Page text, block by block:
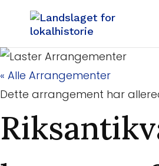
« Alle Arrangementer
Dette arrangement har